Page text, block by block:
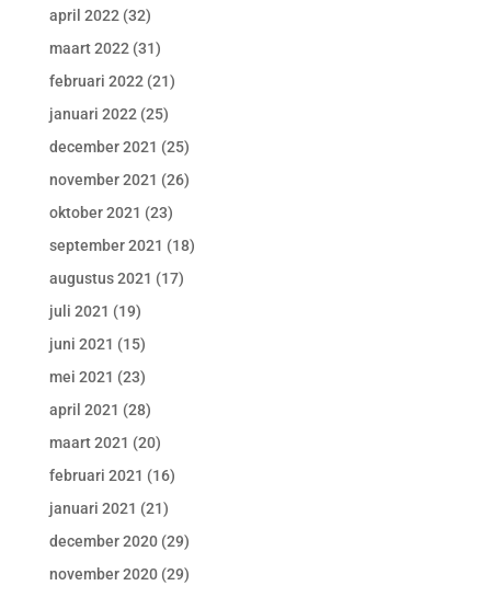
april 2022 (32)
maart 2022 (31)
februari 2022 (21)
januari 2022 (25)
december 2021 (25)
november 2021 (26)
oktober 2021 (23)
september 2021 (18)
augustus 2021 (17)
juli 2021 (19)
juni 2021 (15)
mei 2021 (23)
april 2021 (28)
maart 2021 (20)
februari 2021 (16)
januari 2021 (21)
december 2020(29)
november 2020(29)